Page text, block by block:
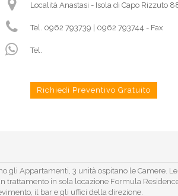
Località Anastasi - Isola di Capo Rizzuto
Tel. 0962 793739 | 0962 793744 - Fax
Tel.
Richiedi Preventivo Gratuito
gli Appartamenti, 3 unità ospitano le Camere.
in sola locazione Formula
il bar e gli uffici della direzione.